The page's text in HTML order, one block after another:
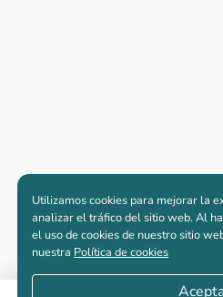
Utilizamos cookies para mejorar la
analizar el tráfico del sitio web. Al
el uso de cookies de nuestro sitio
nuestra Política de cookies